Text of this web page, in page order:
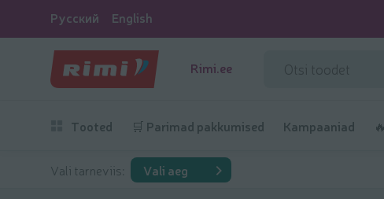
Русский English
Rimi.ee
Tooted 🛒 Parimad pakkumised Kampaaniad
Vali tarneviis: Vali aeg